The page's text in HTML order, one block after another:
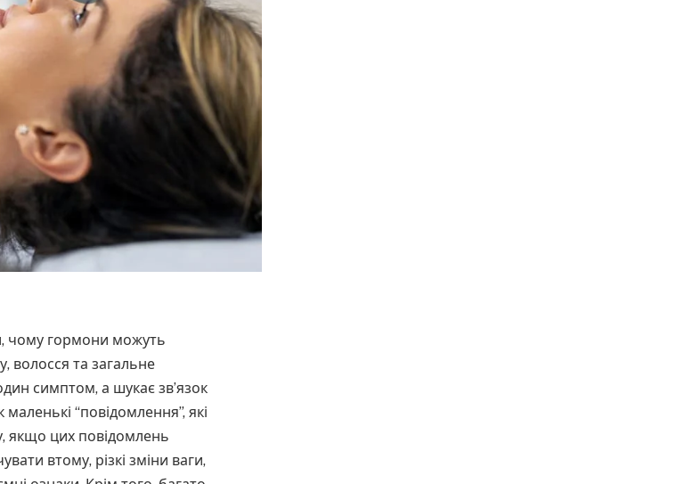
чому гормони можуть
волосся та загальне
симптом, а шукає зв’язок
“повідомлення”, які
якщо цих повідомлень
втому, різкі зміни ваги,